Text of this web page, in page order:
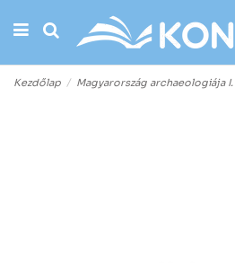
Kezdőlap Magyarország archaeologiája